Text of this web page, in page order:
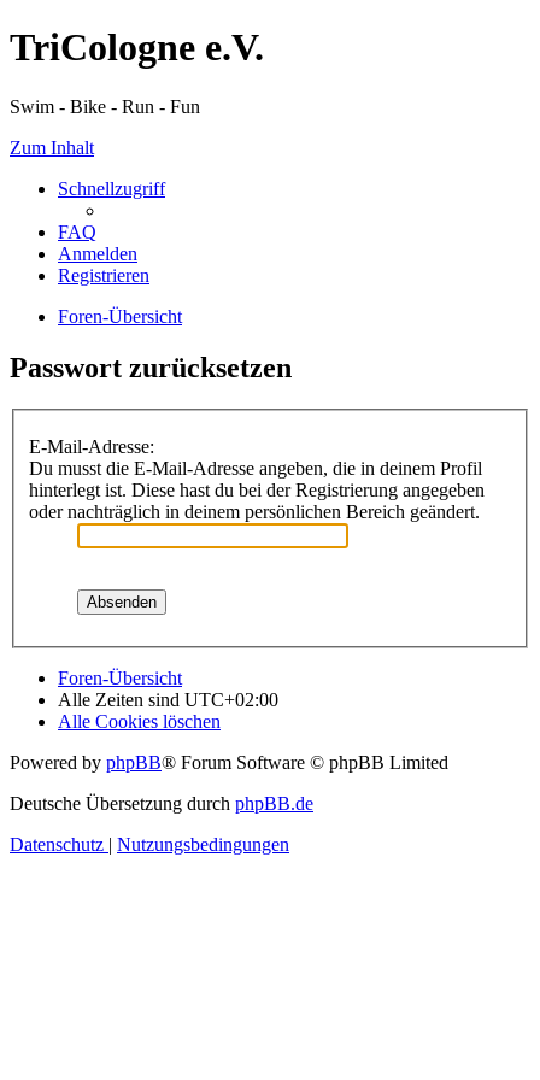
TriCologne e.V.
Swim - Bike - Run - Fun
Zum Inhalt
Schnellzugriff
FAQ
Anmelden
Registrieren
Foren-Übersicht
Passwort zurücksetzen
E-Mail-Adresse:
Du musst die E-Mail-Adresse angeben, die in deinem Profil
hinterlegt ist. Diese hast du bei der Registrierung angegeben
oder nachträglich in deinem persönlichen Bereich geändert.
Foren-Übersicht
Alle Zeiten sind UTC+02:00
Alle Cookies löschen
Powered by phpBB® Forum Software © phpBB Limited
Deutsche Übersetzung durch phpBB.de
Datenschutz | Nutzungsbedingungen